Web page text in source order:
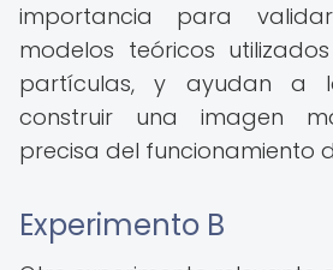
importancia para
modelos teóricos
partículas, y ayudan a
construir una imagen
precisa del funcionamiento
Experimento B